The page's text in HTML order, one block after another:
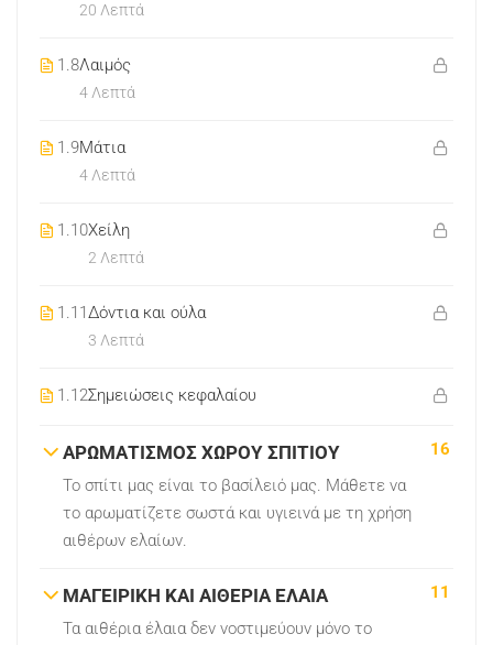
20 Λεπτά
1.8Λαιμός
4 Λεπτά
1.9Μάτια
4 Λεπτά
1.10Χείλη
2 Λεπτά
1.11Δόντια και ούλα
3 Λεπτά
1.12Σημειώσεις κεφαλαίου
ΑΡΩΜΑΤΙΣΜΟΣ ΧΩΡΟΥ ΣΠΙΤΙΟΥ
Το σπίτι μας είναι το βασίλειό μας. Μάθετε να
το αρωματίζετε σωστά και υγιεινά με τη χρήση
αιθέρων ελαίων.
16
ΜΑΓΕΙΡΙΚΗ ΚΑΙ ΑΙΘΕΡΙΑ ΕΛΑΙΑ
Τα αιθέρια έλαια δεν νοστιμεύουν μόνο το
11